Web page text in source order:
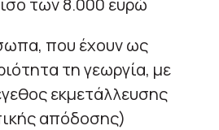
που έχουν ως
τη γεωργία, με
εκμετάλλευσης
απόδοσης)